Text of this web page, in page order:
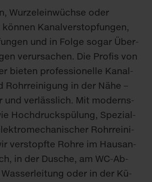
Wur­zel­ein­wüch­se oder
Ka­nal­ver­stop­fun­gen,
und in Fol­ge so­gar Über­
ver­ur­sa­chen. Die Pro­fis von
bie­ten pro­fes­sio­nel­le Ka­nal­
Rohr­rei­ni­gung in der Nä­he –
und ver­läss­lich. Mit mo­derns­
Hoch­druck­spü­lung, Spe­zi­al­
Rohr­rei­ni­
ver­stopf­te Roh­re im Haus­an­
in der Du­sche, am WC-Ab­
oder in der Kü­